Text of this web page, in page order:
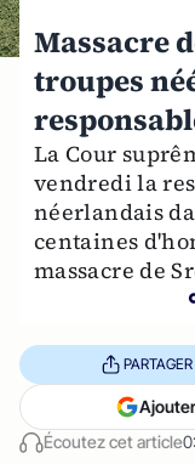
Massacre
troupes
La Cour
vendredi la
néerlandais
centaines
massacre de
Écoutez cet article
PARTAGER